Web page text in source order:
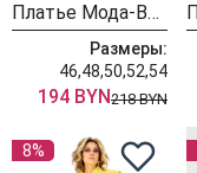
Платье Мода-Версаль 2298/темно-синий
Размеры:
46,48,50,52,54
194 BYN218 BYN
8%